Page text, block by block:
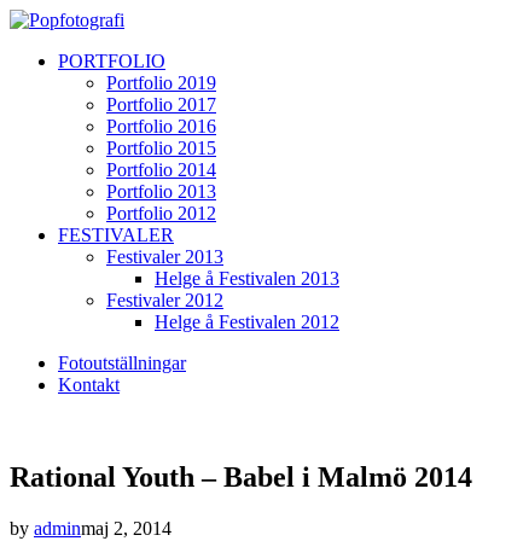
PORTFOLIO
Portfolio 2019
Portfolio 2017
Portfolio 2016
Portfolio 2015
Portfolio 2014
Portfolio 2013
Portfolio 2012
FESTIVALER
Festivaler 2013
Helge å Festivalen 2013
Festivaler 2012
Helge å Festivalen 2012
Fotoutställningar
Kontakt
Rational Youth – Babel i Malmö 2014
by adminmaj 2, 2014